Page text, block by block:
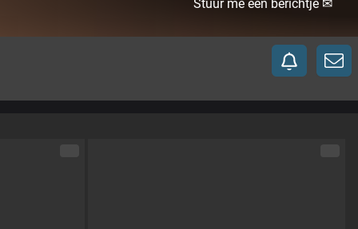
Stuur me een berichtje ✉